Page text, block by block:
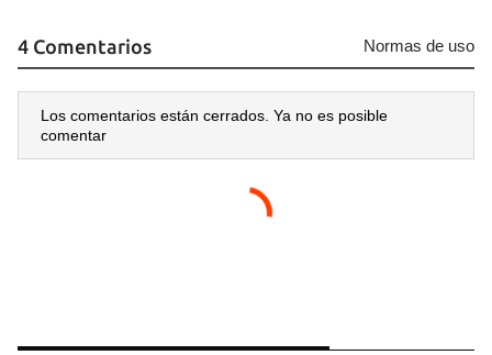
4 Comentarios Normas de uso
Los comentarios están cerrados. Ya no es posible
comentar